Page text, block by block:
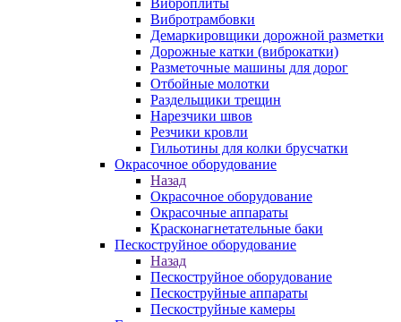
Виброплиты
Вибротрамбовки
Демаркировщики дорожной разметки
Дорожные катки (виброкатки)
Разметочные машины для дорог
Отбойные молотки
Раздельщики трещин
Нарезчики швов
Резчики кровли
Гильотины для колки брусчатки
Окрасочное оборудование
Назад
Окрасочное оборудование
Окрасочные аппараты
Красконагнетательные баки
Пескоструйное оборудование
Назад
Пескоструйное оборудование
Пескоструйные аппараты
Пескоструйные камеры